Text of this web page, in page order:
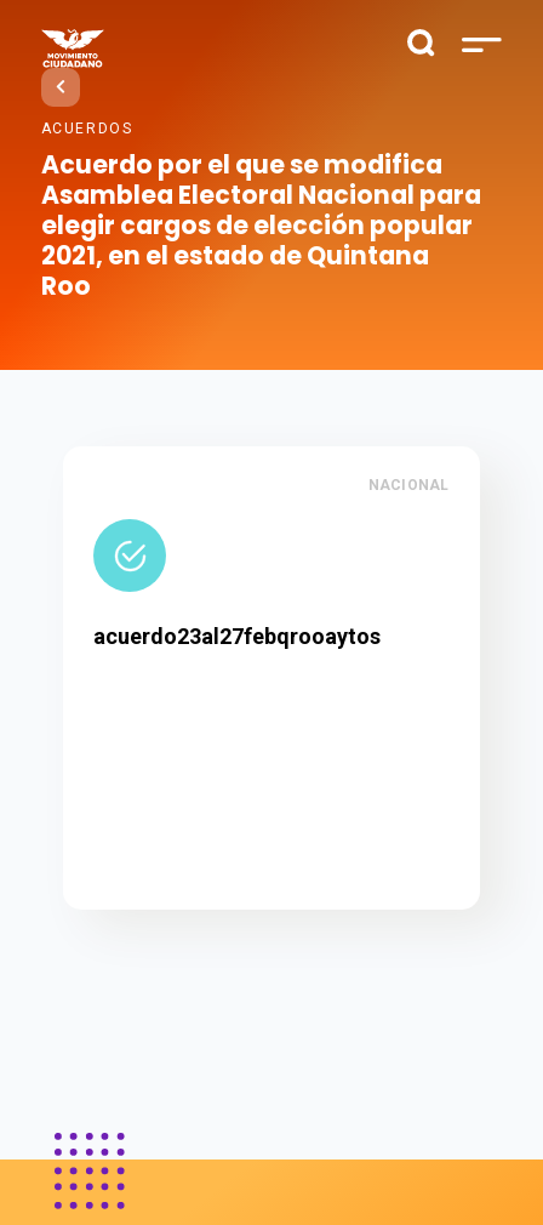
ACUERDOS
Acuerdo por el que se modifica
Asamblea Electoral Nacional para
elegir cargos de elección popular
2021, en el estado de Quintana
Roo
NACIONAL
acuerdo23al27febqrooaytos